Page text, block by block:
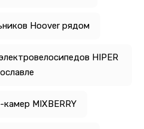
Hoover рядом
HIPER
MIXBERRY